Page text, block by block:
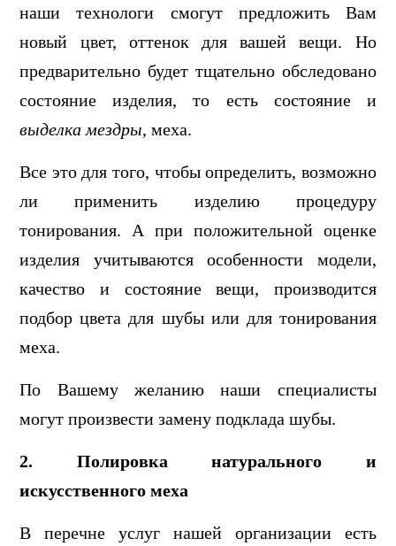
наши технологи смогут предложить Вам
новый цвет, оттенок для вашей вещи. Но
предварительно будет тщательно обследовано
состояние изделия, то есть состояние и
выделка мездры, меха.
Все это для того, чтобы определить, возможно
ли применить изделию процедуру
тонирования. А при положительной оценке
изделия учитываются особенности модели,
качество и состояние вещи, производится
подбор цвета для шубы или для тонирования
меха.
По Вашему желанию наши специалисты
могут произвести замену подклада шубы.
2. Полировка натурального и
искусственного меха
В перечне услуг нашей организации есть